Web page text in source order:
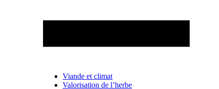
Viande et climat
Valorisation de l’herbe